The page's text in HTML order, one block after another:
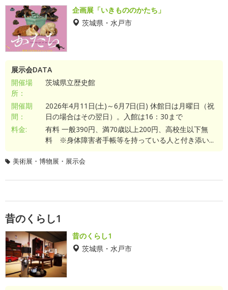
企画展「いきもののかたち」
茨城県・水戸市
展示会DATA
開催場
所：
茨城県立歴史館
開催期
間：
2026年4月11日(土)～6月7日(日) 休館日は月曜日（祝
日の場合はその翌日）。入館は16：30まで
料金:
有料 一般390円、満70歳以上200円、高校生以下無
料 ※身体障害者手帳等を持っている人と付き添い...
美術展・博物展・展示会
昔のくらし1
昔のくらし1
茨城県・水戸市